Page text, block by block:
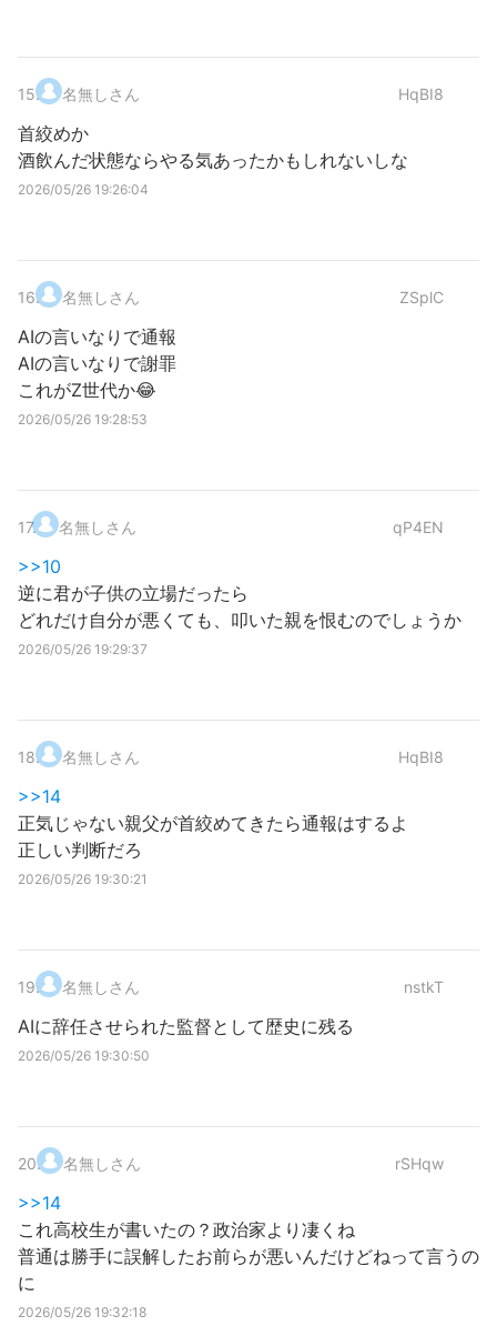
15. 名無しさん HqBI8
首絞めか
酒飲んだ状態ならやる気あったかもしれないしな
2026/05/26 19:26:04
16. 名無しさん ZSplC
AIの言いなりで通報
AIの言いなりで謝罪
これがZ世代か😂
2026/05/26 19:28:53
17. 名無しさん qP4EN
>>10
逆に君が子供の立場だったら
どれだけ自分が悪くても、叩いた親を恨むのでしょうか
2026/05/26 19:29:37
18. 名無しさん HqBI8
>>14
正気じゃない親父が首絞めてきたら通報はするよ
正しい判断だろ
2026/05/26 19:30:21
19. 名無しさん nstkT
AIに辞任させられた監督として歴史に残る
2026/05/26 19:30:50
20. 名無しさん rSHqw
>>14
これ高校生が書いたの？政治家より凄くね
普通は勝手に誤解したお前らが悪いんだけどねって言うの
に
2026/05/26 19:32:18